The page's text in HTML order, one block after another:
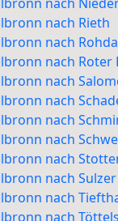
nach Rieth
nach Rohda
nach Roter
nach
nach
nach
nach
nach
nach
nach
nach